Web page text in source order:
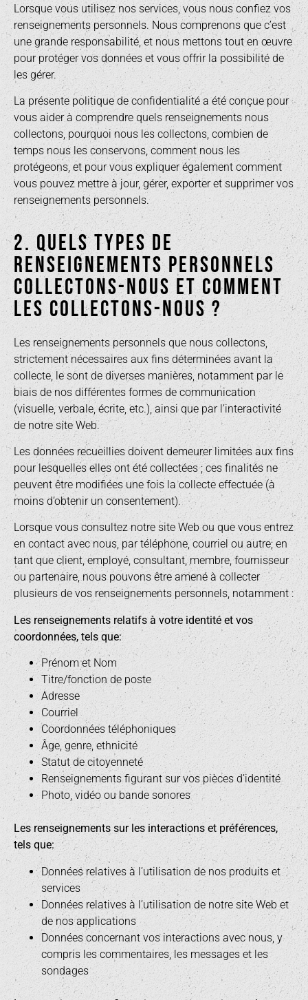
Lorsque vous utilisez nos services, vous nous confiez vos
renseignements personnels. Nous comprenons que c’est
une grande responsabilité, et nous mettons tout en œuvre
pour protéger vos données et vous offrir la possibilité de
les gérer.
La présente politique de confidentialité a été conçue pour
vous aider à comprendre quels renseignements nous
collectons, pourquoi nous les collectons, combien de
temps nous les conservons, comment nous les
protégeons, et pour vous expliquer également comment
vous pouvez mettre à jour, gérer, exporter et supprimer vos
renseignements personnels.
2. QUELS TYPES DE
RENSEIGNEMENTS PERSONNELS
COLLECTONS-NOUS ET COMMENT
LES COLLECTONS-NOUS ?
Les renseignements personnels que nous collectons,
strictement nécessaires aux fins déterminées avant la
collecte, le sont de diverses manières, notamment par le
biais de nos différentes formes de communication
(visuelle, verbale, écrite, etc.), ainsi que par l’interactivité
de notre site Web.
Les données recueillies doivent demeurer limitées aux fins
pour lesquelles elles ont été collectées ; ces finalités ne
peuvent être modifiées une fois la collecte effectuée (à
moins d’obtenir un consentement).
Lorsque vous consultez notre site Web ou que vous entrez
en contact avec nous, par téléphone, courriel ou autre; en
tant que client, employé, consultant, membre, fournisseur
ou partenaire, nous pouvons être amené à collecter
plusieurs de vos renseignements personnels, notamment :
Les renseignements relatifs à votre identité et vos
coordonnées, tels que:
Prénom et Nom
Titre/fonction de poste
Adresse
Courriel
Coordonnées téléphoniques
Âge, genre, ethnicité
Statut de citoyenneté
Renseignements figurant sur vos pièces d’identité
Photo, vidéo ou bande sonores
Les renseignements sur les interactions et préférences,
tels que:
Données relatives à l’utilisation de nos produits et
services
Données relatives à l’utilisation de notre site Web et
de nos applications
Données concernant vos interactions avec nous, y
compris les commentaires, les messages et les
sondages